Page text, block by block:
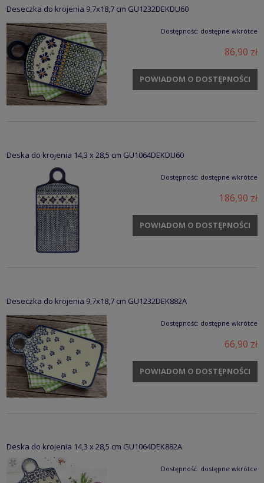
Deseczka do krojenia 9,7x18,7 cm GU1232DEKDU60
Dostępność: dostępne wkrótce
86,90 zł
POWIADOM O DOSTĘPNOŚCI
Deska do krojenia 14,3 x 28,5 cm GU1064DEKDU60
Dostępność: dostępne wkrótce
186,90 zł
POWIADOM O DOSTĘPNOŚCI
Deseczka do krojenia 9,7x18,7 cm GU1232DEK882A
Dostępność: dostępne wkrótce
66,90 zł
POWIADOM O DOSTĘPNOŚCI
Deska do krojenia 14,3 x 28,5 cm GU1064DEK882A
Dostępność: dostępne wkrótce